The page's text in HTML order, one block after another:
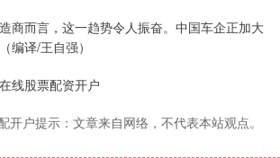
商而言，这一趋势令人振奋。中国车企正加大
编译/王自强）
线股票配资开户
开户提示：文章来自网络，不代表本站观点。